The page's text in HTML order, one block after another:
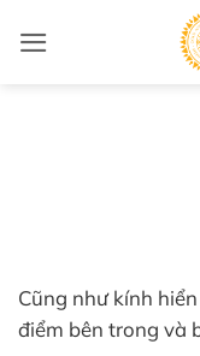
qua
Cũng như kính
điểm bên trong và